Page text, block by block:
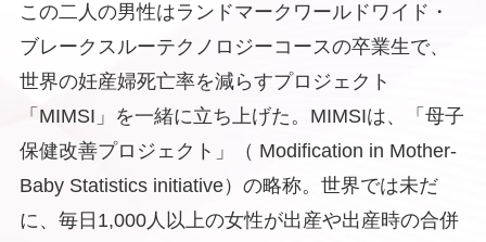
この二人の男性はランドマークワールドワイド・
ブレークスルーテクノロジーコースの卒業生で、
世界の妊産婦死亡率を減らすプロジェクト
「MIMSI」を一緒に立ち上げた。MIMSIは、「母子
保健改善プロジェクト」（ Modification in Mother-
Baby Statistics initiative）の略称。世界では未だ
に、毎日1,000人以上の女性が出産や出産時の合併